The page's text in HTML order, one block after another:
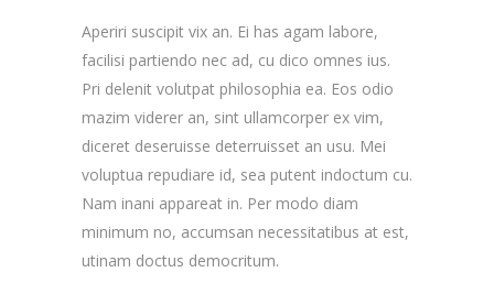
Aperiri suscipit vix an. Ei has agam labore,
facilisi partiendo nec ad, cu dico omnes ius.
Pri delenit volutpat philosophia ea. Eos odio
mazim viderer an, sint ullamcorper ex vim,
diceret deseruisse deterruisset an usu. Mei
voluptua repudiare id, sea putent indoctum cu.
Nam inani appareat in. Per modo diam
minimum no, accumsan necessitatibus at est,
utinam doctus democritum.